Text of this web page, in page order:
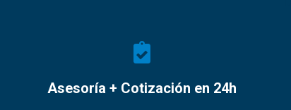
Asesoría + Cotización en 24h